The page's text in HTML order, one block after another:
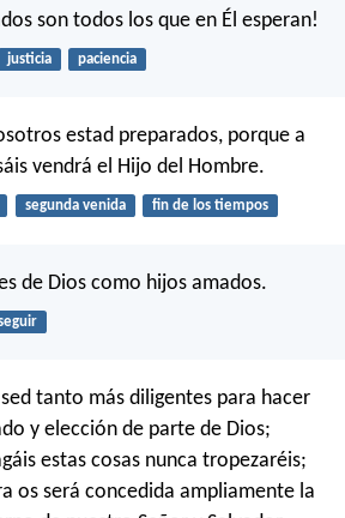
son todos los que en Él esperan!
justicia paciencia
estad preparados, porque a
vendrá el Hijo del Hombre.
segunda venida fin de los tiempos
de Dios como hijos amados.
tanto más diligentes para hacer
y elección de parte de Dios;
estas cosas nunca tropezaréis;
os será concedida ampliamente la